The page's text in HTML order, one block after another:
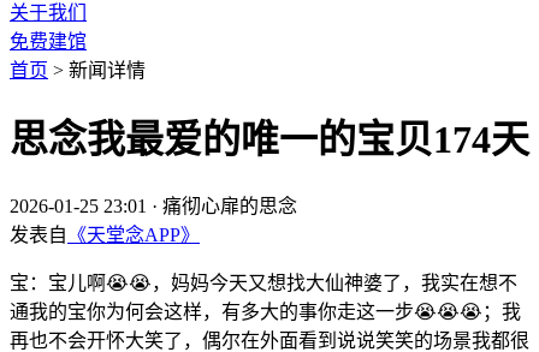
关于我们
免费建馆
首页 > 新闻详情
思念我最爱的唯一的宝贝174天
2026-01-25 23:01 · 痛彻心扉的思念
发表自 《天堂念APP》
宝：宝儿啊😭😭，妈妈今天又想找大仙神婆了，我实在想不
通我的宝你为何会这样，有多大的事你走这一步😭😭😭；我
再也不会开怀大笑了，偶尔在外面看到说说笑笑的场景我都很